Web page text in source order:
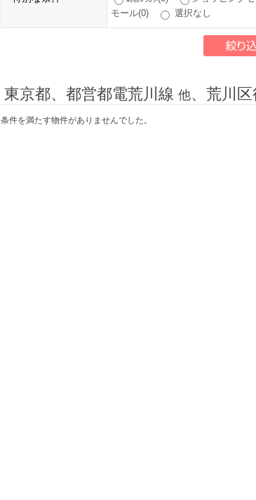
モール(0)
選択なし
東京都、都営都電荒川線 他、荒川
条件を満たす物件がありませんでした。